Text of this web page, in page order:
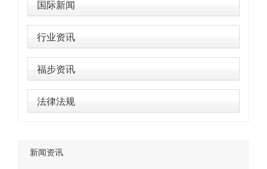
国际新闻
行业资讯
福步资讯
法律法规
新闻资讯